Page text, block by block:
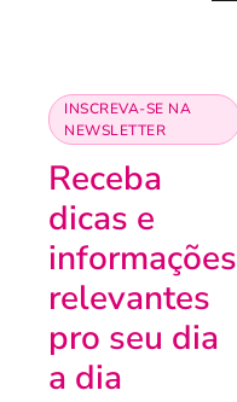
INSCREVA-SE NA
NEWSLETTER
Receba
dicas e
informações
relevantes
pro seu dia
a dia